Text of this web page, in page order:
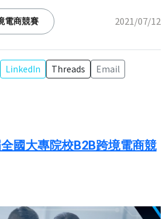
電商競賽 2021/07/12
LinkedIn Threads
Email
國大專院校B2B跨境電商競